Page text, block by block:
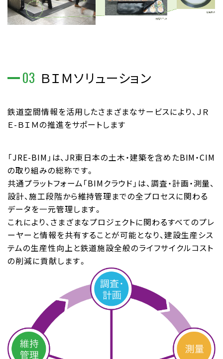
03 ＢＩＭソリューション
鉄道空間情報を活用したさまざまなサービスにより、ＪＲ
Ｅ-ＢＩＭの推進をサポートします
「JRE-BIM」は、JR東日本の土木・建築を含めたBIM・CIM
の取り組みの総称です。
共通プラットフォーム「BIMクラウド」は、調査・計画・測量、
設計、施工段階から維持管理までの全プロセスに関わる
データを一元管理します。
これにより、さまざまなプロジェクトに関わるすべてのプレ
ーヤーと情報を共有することが可能となり、建設生産シス
テムの生産性向上と鉄道施設全般のライフサイクルコスト
の削減に貢献します。